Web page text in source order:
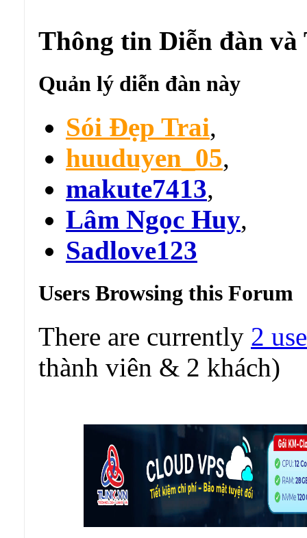
Thông tin Diễn đàn và
Quản lý diễn đàn này
Sói Đẹp Trai,
huuduyen_05,
makute7413,
Lâm Ngọc Huy,
Sadlove123
Users Browsing this Forum
There are currently 2
thành viên & 2 khách)